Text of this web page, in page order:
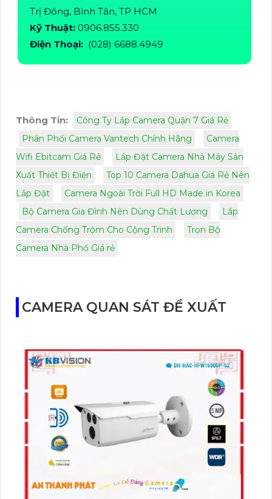
Trị Đông, Bình Tân, TP HCM
Kỹ Thuật: 0906.855.330
Điện Thoại: (028) 6688.4949
Thông Tin:
Công Ty Lắp Camera Quận 7 Giá Rẻ
Phân Phối Camera Vantech Chính Hãng
Camera
Wifi Ebitcam Giá Rẻ
Lắp Đặt Camera Nhà Máy Sản
Xuất Thiết Bị Điện
Top 10 Camera Dahua Giá Rẻ Nên
Lắp Đặt
Camera Ngoài Trời Full HD Made in Korea
Bộ Camera Gia Đình Nên Dùng Chất Lượng
Lắp
Camera Chống Trộm Cho Cộng Trình
Trọn Bộ
Camera Nhà Phố Giá rẻ
CAMERA QUAN SÁT ĐỀ XUẤT